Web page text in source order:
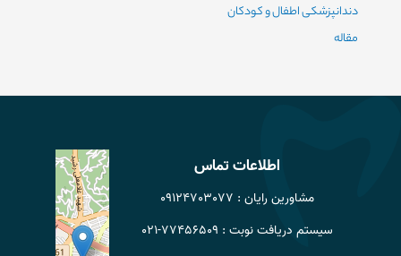
دندانپزشکی اطفال و کودکان
مقاله
اطلاعات تماس
مشاورین رایان : 09124703077
سیستم دریافت نوبت : 77456509-021